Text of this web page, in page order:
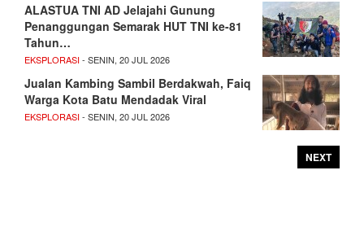
ALASTUA TNI AD Jelajahi Gunung
Penanggungan Semarak HUT TNI ke-81
Tahun…
EKSPLORASI- SENIN, 20 JUL 2026
Jualan Kambing Sambil Berdakwah, Faiq
Warga Kota Batu Mendadak Viral
EKSPLORASI- SENIN, 20 JUL 2026
NEXT